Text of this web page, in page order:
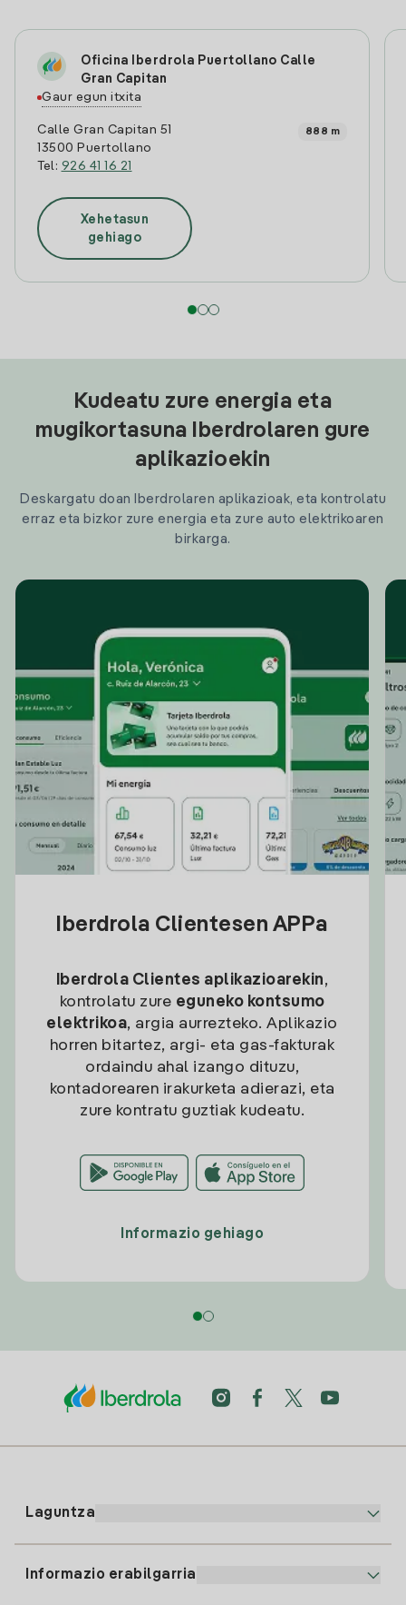
Oficina Iberdrola Puertollano Calle
Gran Capitan
Gaur egun itxita
Calle Gran Capitan 51
13500 Puertollano
Tel: 926 41 16 21
888 m
Xehetasun
gehiago
Kudeatu zure energia eta
mugikortasuna Iberdrolaren gure
aplikazioekin
Deskargatu doan Iberdrolaren aplikazioak, eta kontrolatu
erraz eta bizkor zure energia eta zure auto elektrikoaren
birkarga.
Iberdrola Clientesen APPa
Iberdrola Clientes aplikazioarekin,
kontrolatu zure eguneko kontsumo
elektrikoa, argia aurrezteko. Aplikazio
horren bitartez, argi- eta gas-fakturak
ordaindu ahal izango dituzu,
kontadorearen irakurketa adierazi, eta
zure kontratu guztiak kudeatu.
Informazio gehiago
Laguntza
Informazio erabilgarria